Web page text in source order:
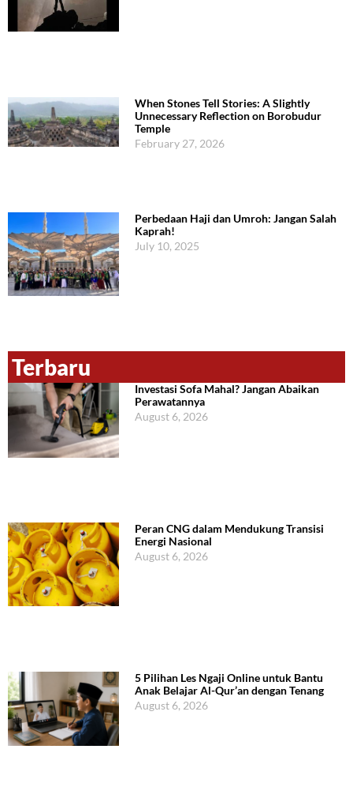
When Stones Tell Stories: A Slightly
Unnecessary Reflection on Borobudur
Temple
February 27, 2026
Perbedaan Haji dan Umroh: Jangan Salah
Kaprah!
July 10, 2025
Terbaru
Investasi Sofa Mahal? Jangan Abaikan
Perawatannya
August 6, 2026
Peran CNG dalam Mendukung Transisi
Energi Nasional
August 6, 2026
5 Pilihan Les Ngaji Online untuk Bantu
Anak Belajar Al-Qur’an dengan Tenang
August 6, 2026